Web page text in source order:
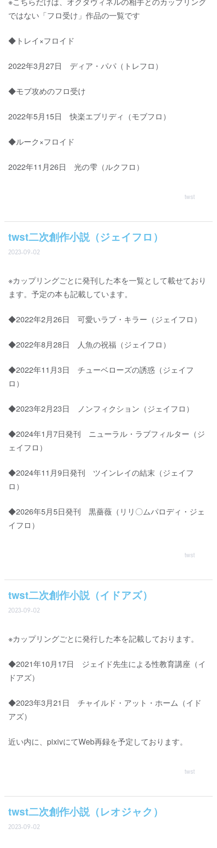
ではない「フロ受け」作品の一覧です
◆トレイ×フロイド
2022年3月27日 ディア・パパ（トレフロ）
◆モブ攻めのフロ受け
2022年5月15日 快楽エブリディ（モブフロ）
◆ルーク×フロイド
2022年11月26日 光の雫（ルクフロ）
twst
twst二次創作小説（ジェイフロ）
2023-09-02
※カップリングごとに発刊した本を一覧として載せており
ます。予定の本も記載しています。
◆2022年2月26日 可愛いラブ・キラー（ジェイフロ）
◆2022年8月28日 人魚の祝福（ジェイフロ）
◆2022年11月3日 チューベローズの誘惑（ジェイフ
ロ）
◆2023年2月23日 ノンフィクション（ジェイフロ）
◆2024年1月7日発刊 ニューラル・ラブフィルター（ジ
ェイフロ）
◆2024年11月9日発刊 ツインレイの結末（ジェイフ
ロ）
◆2026年5月5日発刊 黒薔薇（リリ〇ムパロディ・ジェ
イフロ）
twst
twst二次創作小説（イドアズ）
2023-09-02
※カップリングごとに発行した本を記載しております。
◆2021年10月17日 ジェイド先生による性教育講座（イ
ドアズ）
◆2023年3月21日 チャイルド・アット・ホーム（イド
アズ）
近い内に、pixivにてWeb再録を予定しております。
twst
twst二次創作小説（レオジャク）
2023-09-02